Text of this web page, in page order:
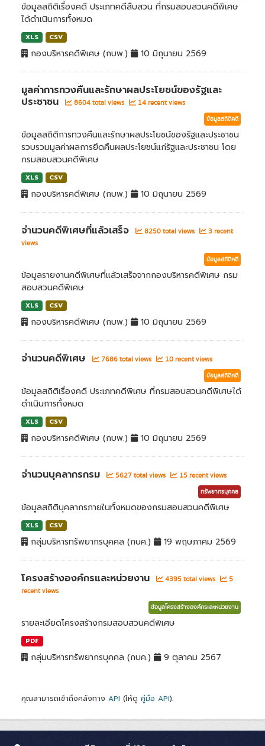
ข้อมูลสถิติเรื่องคดี ประเภทคดีสืบสวน ที่กรมสอบสวนคดีพิเศษ
ได้ดำเนินการทั้งหมด
XLS CSV
กองบริหารคดีพิเศษ (กบพ.) 10 มิถุนายน 2569
มูลค่าการทวงคืนและรักษาผลประโยชน์ของรัฐและ
ประชาชน
8604 total views 14 recent views
ข้อมูลสถิติคดี
ข้อมูลสถิติการทวงคืนและรักษาผลประโยชน์ของรัฐและประชาชน
รวบรวมมูลค่าผลการยึดคืนผลประโยชน์แก่รัฐและประชาชน โดย
กรมสอบสวนคดีพิเศษ
XLS CSV
กองบริหารคดีพิเศษ (กบพ.) 10 มิถุนายน 2569
จำนวนคดีพิเศษที่แล้วเสร็จ 8250 total views
3 recent
views
ข้อมูลสถิติคดี
ข้อมูลรายงานคดีพิเศษที่แล้วเสร็จจากกองบริหารคดีพิเศษ กรม
สอบสวนคดีพิเศษ
XLS CSV
กองบริหารคดีพิเศษ (กบพ.) 10 มิถุนายน 2569
จำนวนคดีพิเศษ 7686 total views 10 recent views
ข้อมูลสถิติคดี
ข้อมูลสถิติเรื่องคดี ประเภทคดีพิเศษ ที่กรมสอบสวนคดีพิเศษได้
ดำเนินการทั้งหมด
XLS CSV
กองบริหารคดีพิเศษ (กบพ.) 10 มิถุนายน 2569
จำนวนบุคลากรกรม 5627 total views 15 recent views
ทรัพยากรบุคคล
ข้อมูลสถิติบุคลากรภายในทั้งหมดของกรมสอบสวนคดีพิเศษ
XLS CSV
กลุ่มบริหารทรัพยากรบุคคล (กบค.) 19 พฤษภาคม 2569
โครงสร้างองค์กรและหน่วยงาน 4395 total views
5
recent views
ข้อมูลโครงสร้างองค์กรและหน่วยงาน
รายละเอียดโครงสร้างกรมสอบสวนคดีพิเศษ
PDF
กลุ่มบริหารทรัพยากรบุคคล (กบค.) 9 ตุลาคม 2567
คุณสามารถเข้าถึงคลังทาง API (ให้ดู คู่มือ API).